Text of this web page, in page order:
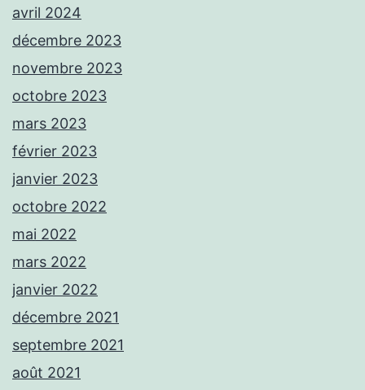
avril 2024
décembre 2023
novembre 2023
octobre 2023
mars 2023
février 2023
janvier 2023
octobre 2022
mai 2022
mars 2022
janvier 2022
décembre 2021
septembre 2021
août 2021